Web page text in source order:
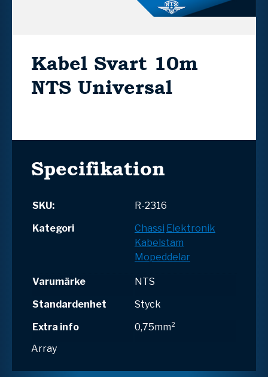
Kabel Svart 10m
NTS Universal
Specifikation
SKU:
R-2316
Kategori
Chassi Elektronik
Kabelstam
Mopeddelar
Varumärke
NTS
Standardenhet
Styck
Extra info
0,75mm²
Array